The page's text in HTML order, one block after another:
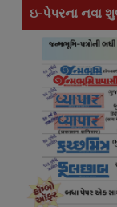
ઇ-પેપરના નવા